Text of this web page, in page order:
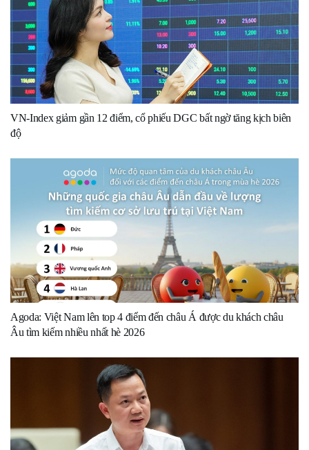
VN-Index giảm gần 12 điểm, cổ phiếu DGC bất ngờ tăng kịch biên
độ
Agoda: Việt Nam lên top 4 điểm đến châu Á được du khách châu
Âu tìm kiếm nhiều nhất hè 2026